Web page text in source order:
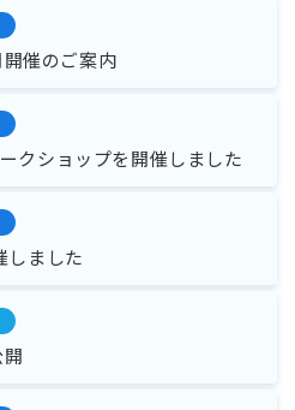
催のご案内
クショップを開催しました
しました